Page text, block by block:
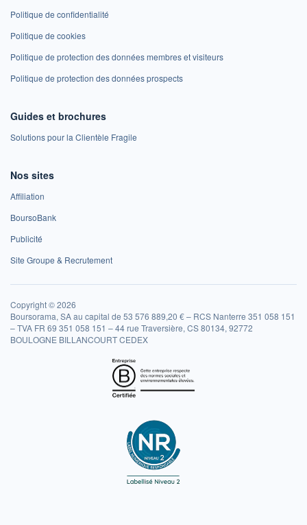
Politique de confidentialité
Politique de cookies
Politique de protection des données membres et visiteurs
Politique de protection des données prospects
Guides et brochures
Solutions pour la Clientèle Fragile
Nos sites
Affiliation
BoursoBank
Publicité
Site Groupe & Recrutement
Copyright © 2026
Boursorama, SA au capital de 53 576 889,20 € – RCS Nanterre 351 058 151
– TVA FR 69 351 058 151 – 44 rue Traversière, CS 80134, 92772
BOULOGNE BILLANCOURT CEDEX